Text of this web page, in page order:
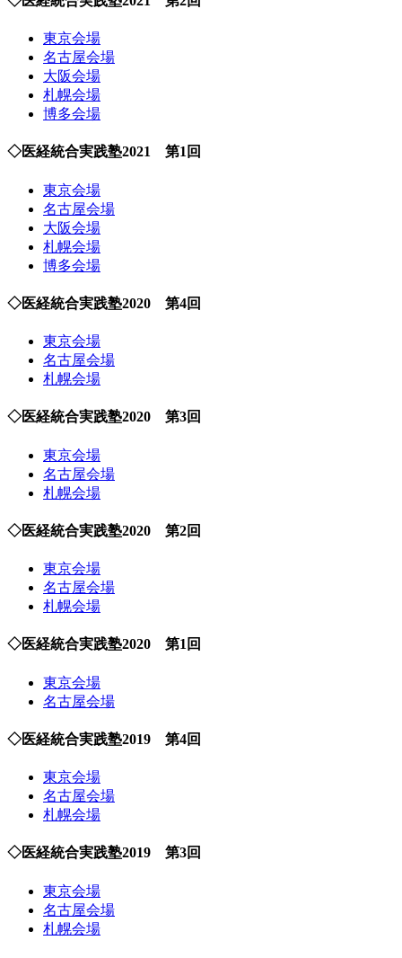
東京会場
名古屋会場
大阪会場
札幌会場
博多会場
◇医経統合実践塾2021 第1回
東京会場
名古屋会場
大阪会場
札幌会場
博多会場
◇医経統合実践塾2020 第4回
東京会場
名古屋会場
札幌会場
◇医経統合実践塾2020 第3回
東京会場
名古屋会場
札幌会場
◇医経統合実践塾2020 第2回
東京会場
名古屋会場
札幌会場
◇医経統合実践塾2020 第1回
東京会場
名古屋会場
◇医経統合実践塾2019 第4回
東京会場
名古屋会場
札幌会場
◇医経統合実践塾2019 第3回
東京会場
名古屋会場
札幌会場